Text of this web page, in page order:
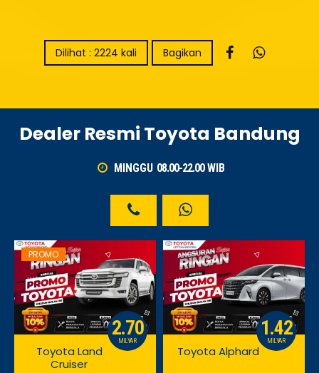
Dilihat : 2224 kali Bagikan
Dealer Resmi Toyota Bandung
MINGGU 08.00-22.00WIB
PROMO
2.70
MILYAR
Toyota Land
Cruiser
1.42
MILYAR
Toyota Alphard